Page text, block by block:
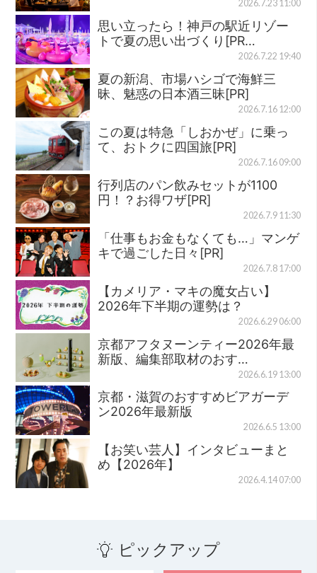
2026.7.23 11:00
思い立ったら！神戸の駅近リゾー
トで夏の思い出づくり[PR…
2026.7.22 19:40
夏の新潟、市場ハシゴで海鮮三
昧、魅惑の日本酒三昧[PR]
2026.7.16 12:00
この夏は特急「しおかぜ」に乗っ
て、おトクに四国旅[PR]
2026.7.16 09:00
行列店のパン飲みセットが1100
円！？お得ワザ[PR]
2026.7.9 11:30
「仕事もお金もなくても…」マンゲ
キで過ごした日々[PR]
2026.7.8 17:00
【カメリア・マキの魔女占い】
2026年下半期の運勢は？
2026.6.29 06:00
京都アフタヌーンティー2026年最
新版、編集部取材のおす…
2026.6.19 13:00
京都・滋賀のおすすめビアガーデ
ン2026年最新版
2026.6.5 13:00
【お笑い芸人】インタビューまと
め【2026年】
2026.4.14 07:00
ピックアップ